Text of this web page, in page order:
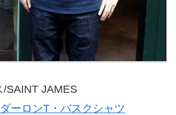
/SAINT JAMES
ーロンT・バスクシャツ